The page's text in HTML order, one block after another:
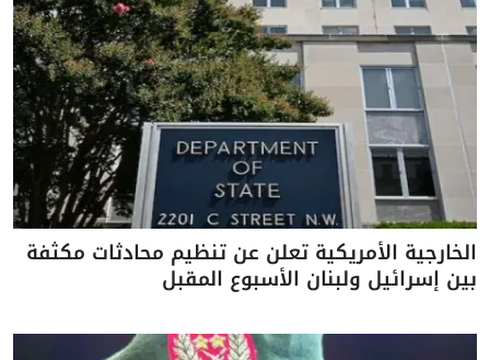
الخارجية الأمريكية تعلن عن تنظيم محادثات مكثفة
بين إسرائيل ولبنان الأسبوع المقبل